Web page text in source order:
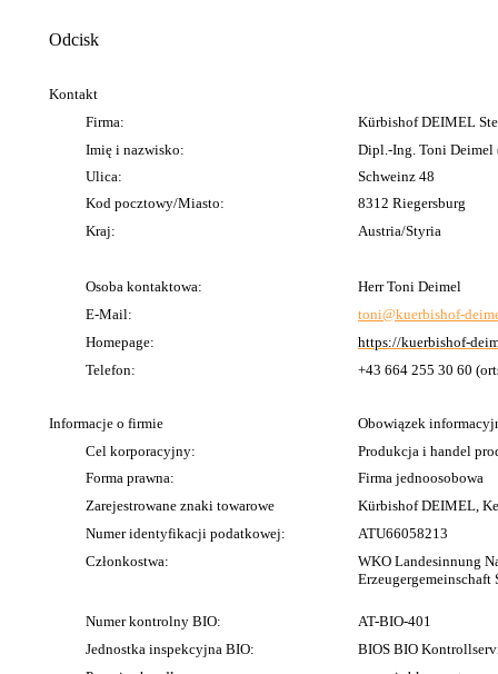
Odcisk
Kontakt
Firma:
Kürbishof DEIMEL
Imię i nazwisko:
Dipl.-Ing. Toni Deimel
Ulica:
Schweinz 48
Kod pocztowy/Miasto:
8312 Riegersburg
Kraj:
Austria/Styria
Osoba kontaktowa:
Herr Toni Deimel
E-Mail:
toni@kuerbishof-
Homepage:
https://kuerbishof-
Telefon:
+43 664 255 30 60
Informacje o firmie
Obowiązek
Cel korporacyjny:
Produkcja i handel
Forma prawna:
Firma jednoosobowa
Zarejestrowane znaki towarowe
Kürbishof DEIMEL,
Numer identyfikacji podatkowej:
ATU66058213
Członkostwa:
WKO Landesinnung
Numer kontrolny BIO:
AT-BIO-401
Jednostka inspekcyjna BIO:
BIOS BIO